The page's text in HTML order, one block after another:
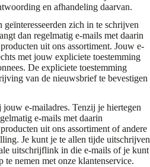
en afhandeling daarvan.
zich in te schrijven
dan regelmatig e-mails met daarin
uit ons assortiment. Jouw e-
met jouw expliciete toestemming
De expliciete toestemming
van de nieuwsbrief te bevestigen
e-mailadres. Tenzij je hiertegen
e-mails met daarin
uit ons assortiment of andere
Je kunt je te allen tijde uitschrijven
uitschrijflink in die e-mails of je kunt
te nemen met onze klantenservice.